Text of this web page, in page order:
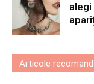
Articole